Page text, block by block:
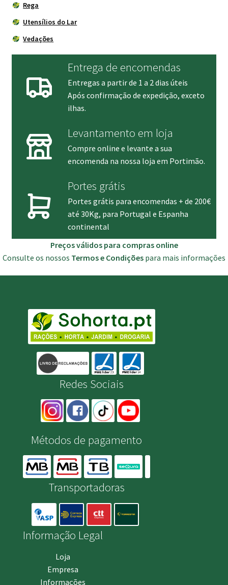
Rega
Utensílios do Lar
Vedações
Entrega de encomendas
Entregas a partir de 1 a 2 dias úteis
Após confirmação de expedição, exceto
ilhas.
Levantamento em loja
Compre online e levante a sua
encomenda na nossa loja em Portimão.
Portes grátis
Portes grátis para encomendas + de 200€
até 30Kg, para Portugal e Espanha
continental
Preços válidos para compras online
Consulte os nossos Termos e Condições para mais informações
Redes Sociais
Métodos de pagamento
Transportadoras
Informação Legal
Loja
Empresa
Informações